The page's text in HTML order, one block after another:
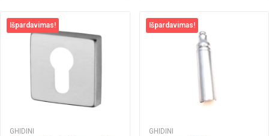
Išpardavimas!
GHIDINI
Išpardavimas!
GHIDINI